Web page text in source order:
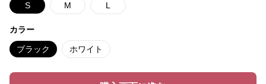
S M L
カラー
ブラック ホワイト